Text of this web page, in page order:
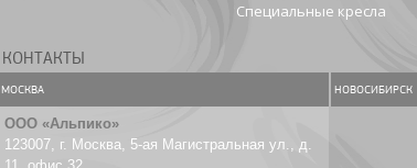
Специальные кресла
КОНТАКТЫ
МОСКВА
ООО «Альпико»
123007, г. Москва, 5-ая Магистральная ул., д.
НОВОСИБИРСК